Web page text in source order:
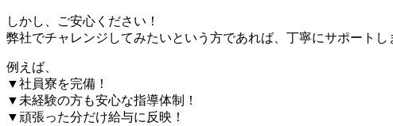
しかし、ご安心ください！
弊社でチャレンジしてみたいという方であれば、丁寧にサポートし
例えば、
▼社員寮を完備！
▼未経験の方も安心な指導体制！
▼頑張った分だけ給与に反映！